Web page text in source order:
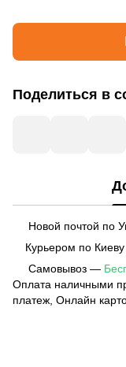
Поделиться в
Новой почтой по
Курьером по
Самовывоз —
Оплата наличными
платеж, Онлайн